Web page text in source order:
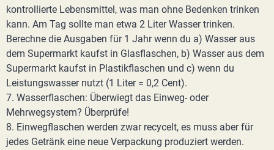
kontrollierte Lebensmittel, was man ohne Bedenken trinken
kann. Am Tag sollte man etwa 2 Liter Wasser trinken.
Berechne die Ausgaben für 1 Jahr wenn du a) Wasser aus
dem Supermarkt kaufst in Glasflaschen, b) Wasser aus dem
Supermarkt kaufst in Plastikflaschen und c) wenn du
Leistungswasser nutzt (1 Liter = 0,2 Cent).
7. Wasserflaschen: Überwiegt das Einweg- oder
Mehrwegsystem? Überprüfe!
8. Einwegflaschen werden zwar recycelt, es muss aber für
jedes Getränk eine neue Verpackung produziert werden.